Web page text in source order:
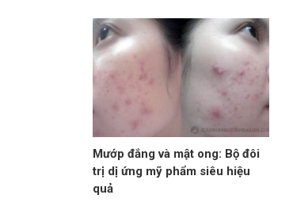
Mướp đắng và mật ong: Bộ đôi
trị dị ứng mỹ phẩm siêu hiệu
quả